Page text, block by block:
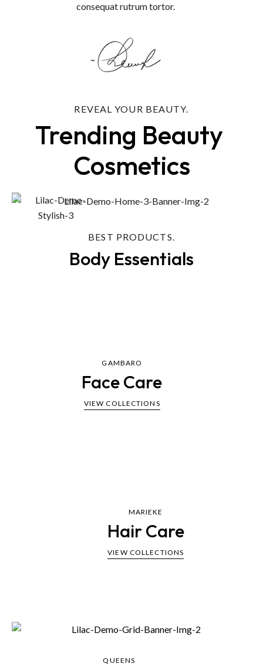
consequat rutrum tortor.
REVEAL YOUR BEAUTY.
Trending Beauty
Cosmetics
BEST PRODUCTS.
Body Essentials
GAMBARO
Face Care
VIEW COLLECTIONS
MARIEKE
Hair Care
VIEW COLLECTIONS
QUEENS